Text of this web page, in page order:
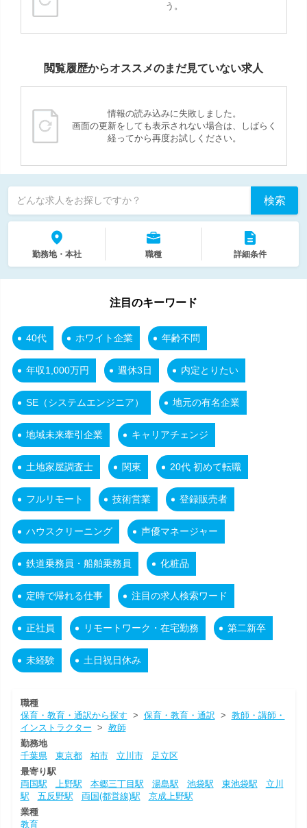
う。
閲覧履歴からオススメのまだ見ていない求人
情報の読み込みに失敗しました。
画面の更新をしても表示されない場合は、しばらく
経ってから再度お試しください。
どんな求人をお探しですか？ 検索
勤務地・本社 職種 詳細条件
注目のキーワード
40代 ホワイト企業 年齢不問
年収1,000万円 週休3日 内定とりたい
SE（システムエンジニア） 地元の有名企業
地域未来牽引企業 キャリアチェンジ
土地家屋調査士 関東 20代 初めて転職
フルリモート 技術営業 登録販売者
ハウスクリーニング 声優マネージャー
鉄道乗務員・船舶乗務員 化粧品
定時で帰れる仕事 注目の求人検索ワード
正社員 リモートワーク・在宅勤務 第二新卒
未経験 土日祝日休み
職種
保育・教育・通訳から探す > 保育・教育・通訳 > 教師・講師・
インストラクター > 教師
勤務地
千葉県
東京都 柏市 立川市
足立区
最寄り駅
両国駅
上野駅 本郷三丁目駅 湯島駅 池袋駅 東池袋駅
立川
駅
五反野駅 両国(都営線)駅
京成上野駅
業種
教育